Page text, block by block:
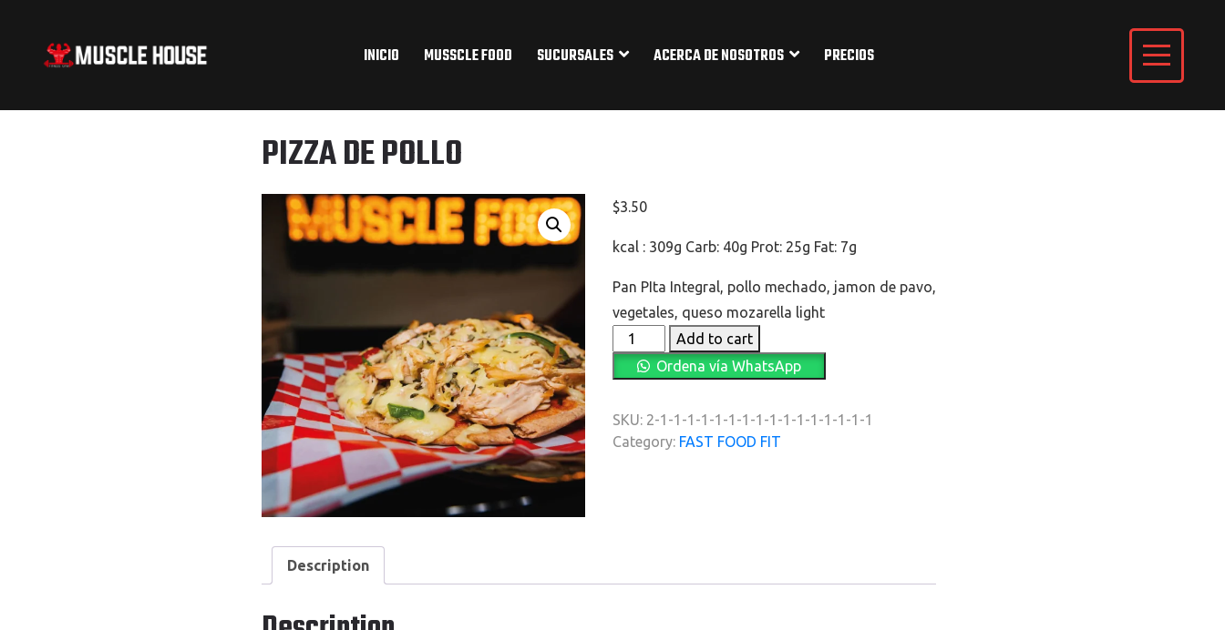
INICIO MUSSCLE FOOD SUCURSALES ACERCA DE NOSOTROS PRECIOS
PIZZA DE POLLO
$3.50
kcal : 309g Carb: 40g Prot: 25g Fat: 7g
Pan PIta Integral, pollo mechado, jamon de pavo,
vegetales, queso mozarella light
PIZZA
DE
POLLO
Add to cart
Ordena vía WhatsApp
SKU: 2-1-1-1-1-1-1-1-1-1-1-1-1-1-1-1-1
Category: FAST FOOD FIT
Description